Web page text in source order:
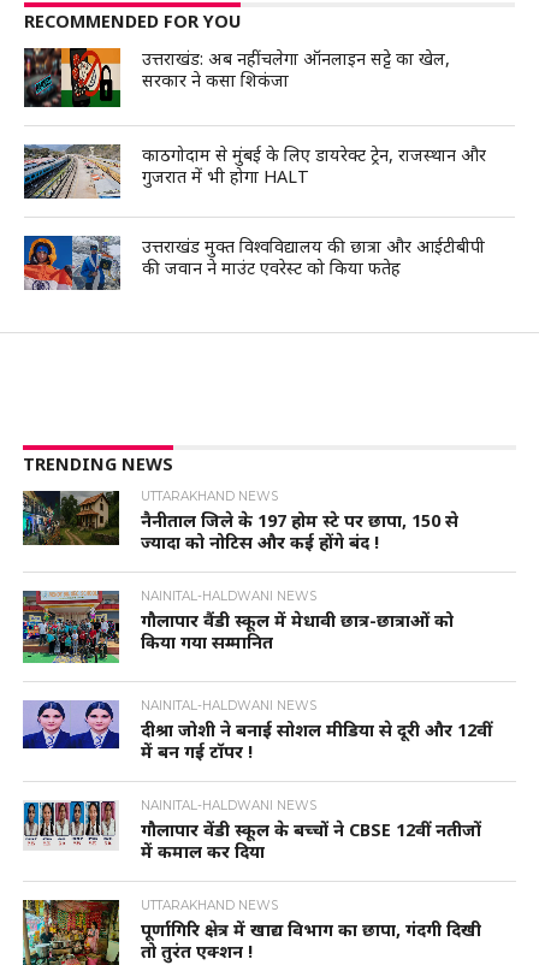
RECOMMENDED FOR YOU
उत्तराखंड: अब नहीं चलेगा ऑनलाइन सट्टे का खेल,
सरकार ने कसा शिकंजा
काठगोदाम से मुंबई के लिए डायरेक्ट ट्रेन, राजस्थान और
गुजरात में भी होगा HALT
उत्तराखंड मुक्त विश्वविद्यालय की छात्रा और आईटीबीपी
की जवान ने माउंट एवरेस्ट को किया फतेह
TRENDING NEWS
UTTARAKHAND NEWS
नैनीताल जिले के 197 होम स्टे पर छापा, 150 से
ज्यादा को नोटिस और कई होंगे बंद !
NAINITAL-HALDWANI NEWS
गौलापार वैंडी स्कूल में मेधावी छात्र-छात्राओं को
किया गया सम्मानित
NAINITAL-HALDWANI NEWS
दीश्रा जोशी ने बनाई सोशल मीडिया से दूरी और 12वीं
में बन गई टॉपर !
NAINITAL-HALDWANI NEWS
गौलापार वेंडी स्कूल के बच्चों ने CBSE 12वीं नतीजों
में कमाल कर दिया
UTTARAKHAND NEWS
पूर्णागिरि क्षेत्र में खाद्य विभाग का छापा, गंदगी दिखी
तो तुरंत एक्शन !